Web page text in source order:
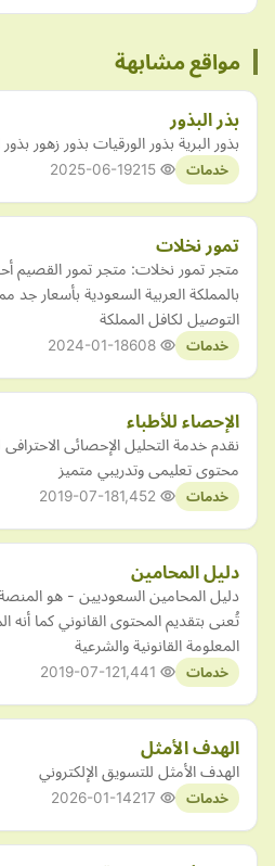
مواقع مشابهة
بذر البذور
بذور البرية بذور الورقيات بذور زهور
خدمات 2025-06-19
تمور نخلات
متجر تمور نخلات: متجر تمور القصيم
بالمملكة العربية السعودية بأسعار جد
التوصيل لكافل المملكة
خدمات 2024-01-18
الإحصاء للأطباء
نقدم خدمة التحليل الإحصائى الاحترافى
محتوى تعليمى وتدريبي متميز
خدمات 2019-07-18
دليل المحامين
دليل المحامين السعوديين - هو المنصة
تُعنى بتقديم المحتوى القانوني كما أنه
المعلومة القانونية والشرعية
خدمات 2019-07-12
الهدف الأمثل
الهدف الأمثل للتسويق الإلكتروني
خدمات 2026-01-14